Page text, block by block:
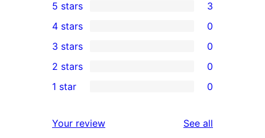
3
5-
star
reviews
5 stars 3
4-
star
reviews
4 stars 0
0
3-
star
3 stars 0
2-
reviews
2 stars 0
star
1 star 0
Your review See all